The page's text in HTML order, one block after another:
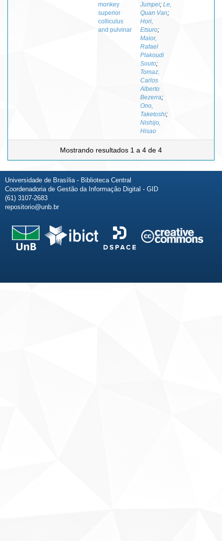
monkey
superior
colliculus
and pulvinar
Jumpei; Le,
Quan Van;
Hori,
Etsuro;
Maior,
Rafael
Plakoudi
Souto;
Tomaz,
Carlos
Alberto
Bezerra;
Ono,
Taketoshi;
Nishijo,
Hisao
Mostrando resultados 1 a 4 de 4
Universidade de Brasília - Biblioteca Central
Coordenadoria de Gestão da Informação Digital - GID
(61) 3107-2683
repositorio@unb.br